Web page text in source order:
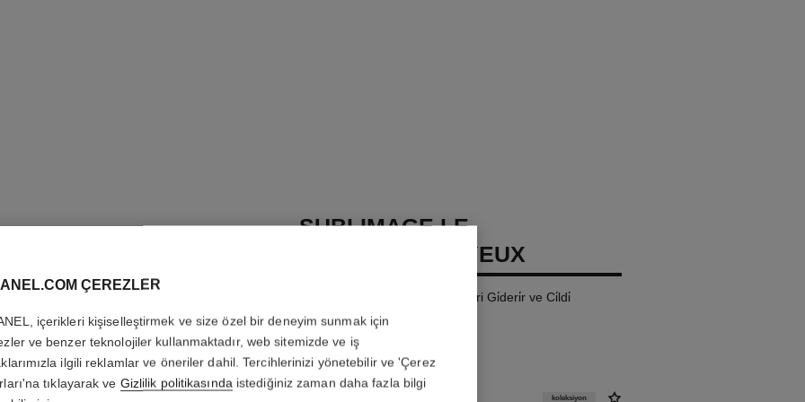
SUBLIMAGE LE
CORRECTEUR YEUX
Üst Düzey Göz Bakimi: Kusurlari Gi̇deri̇r ve Ci̇ldi̇
Aydinlatir
Daha fazla ayrıntı
Ref. 131894
koleksiyon
ÇEREZLER
içerikleri kişiselleştirmek ve size özel bir deneyim sunmak için
ve benzer teknolojiler kullanmaktadır, web sitemizde ve iş
ilgili reklamlar ve öneriler dahil. Tercihlerinizi yönetebilir ve 'Çerez
tıklayarak ve Gizlilik politikasındaistediğiniz zaman daha fazla bilgi